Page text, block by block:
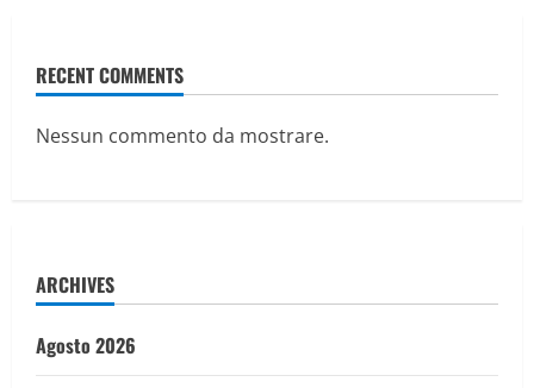
RECENT COMMENTS
Nessun commento da mostrare.
ARCHIVES
Agosto 2026